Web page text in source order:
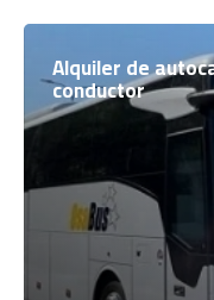
Alquiler de
conductor